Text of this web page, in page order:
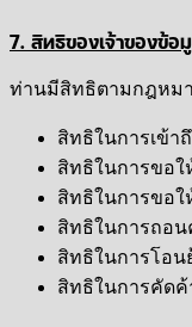
7. สิทธิของเจ้าของข้
ท่านมีสิทธิตามกฎหมา
สิทธิในการเข้า
สิทธิในการขอใ
สิทธิในการขอใ
สิทธิในการถอน
สิทธิในการโอน
สิทธิในการคัดค้